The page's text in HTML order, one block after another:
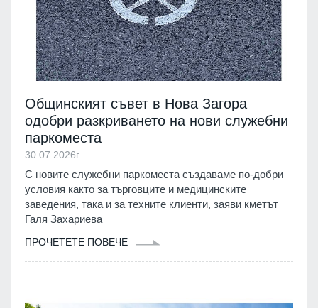
Общинският съвет в Нова Загора
одобри разкриването на нови служебни
паркоместа
30.07.2026г.
С новите служебни паркоместа създаваме по-добри
условия както за търговците и медицинските
заведения, така и за техните клиенти, заяви кметът
Галя Захариева
ПРОЧЕТЕТЕ ПОВЕЧЕ